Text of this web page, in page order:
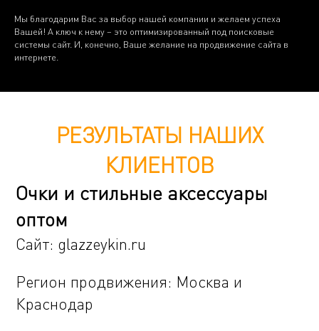
Мы благодарим Вас за выбор нашей компании и желаем успеха
Вашей! А ключ к нему – это оптимизированный под поисковые
системы сайт. И, конечно, Ваше желание на продвижение сайта в
интернете.
РЕЗУЛЬТАТЫ НАШИХ
КЛИЕНТОВ
Очки и стильные аксессуары
оптом
Сайт: glazzeykin.ru
Регион продвижения: Москва и
Краснодар